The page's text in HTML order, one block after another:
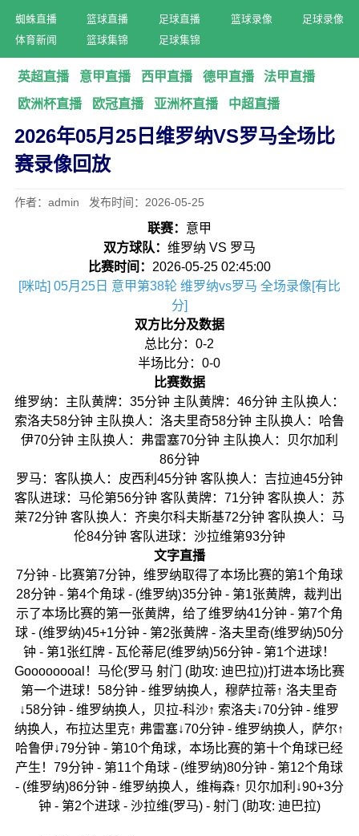
蜘蛛直播 篮球直播 足球直播 篮球录像
足球录像
体育新闻
篮球集锦 足球集锦
英超直播 意甲直播 西甲直播 德甲直播
法甲直播
欧洲杯直播
欧冠直播 亚洲杯直播 中超直播
2026年05月25日维罗纳VS罗马全场比
赛录像回放
作者：admin 发布时间：2026-05-25
联赛： 意甲
双方球队： 维罗纳 VS 罗马
比赛时间： 2026-05-25 02:45:00
[咪咕] 05月25日 意甲第38轮 维罗纳vs罗马 全场录像[有比
分]
双方比分及数据
总比分：0-2
半场比分：0-0
比赛数据
维罗纳：主队黄牌：35分钟 主队黄牌：46分钟 主队换人：
索洛夫58分钟 主队换人：洛夫里奇58分钟 主队换人：哈鲁
伊70分钟 主队换人：弗雷塞70分钟 主队换人：贝尔加利
86分钟
罗马：客队换人：皮西利45分钟 客队换人：吉拉迪45分钟
客队进球：马伦第56分钟 客队黄牌：71分钟 客队换人：苏
莱72分钟 客队换人：齐奥尔科夫斯基72分钟 客队换人：马
伦84分钟 客队进球：沙拉维第93分钟
文字直播
7分钟 - 比赛第7分钟，维罗纳取得了本场比赛的第1个角球
28分钟 - 第4个角球 - (维罗纳)35分钟 - 第1张黄牌，裁判出
示了本场比赛的第一张黄牌，给了维罗纳41分钟 - 第7个角
球 - (维罗纳)45+1分钟 - 第2张黄牌 - 洛夫里奇(维罗纳)50分
钟 - 第1张红牌 - 瓦伦蒂尼(维罗纳)56分钟 - 第1个进球！
Goooooooal！马伦(罗马 射门 (助攻: 迪巴拉))打进本场比赛
第一个进球！58分钟 - 维罗纳换人，穆萨拉蒂↑ 洛夫里奇
↓58分钟 - 维罗纳换人，贝拉-科沙↑ 索洛夫↓70分钟 - 维罗
纳换人，布拉达里克↑ 弗雷塞↓70分钟 - 维罗纳换人，萨尔↑
哈鲁伊↓79分钟 - 第10个角球，本场比赛的第十个角球已经
产生！79分钟 - 第11个角球 - (维罗纳)80分钟 - 第12个角球
- (维罗纳)86分钟 - 维罗纳换人，维梅森↑ 贝尔加利↓90+3分
钟 - 第2个进球 - 沙拉维(罗马) - 射门 (助攻: 迪巴拉)